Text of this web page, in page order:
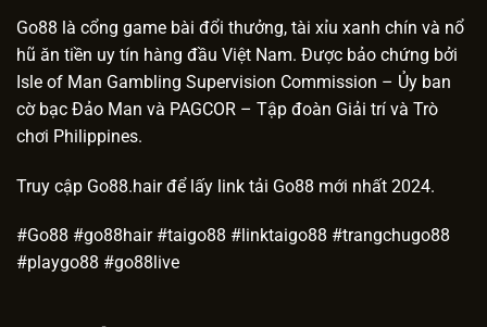
Go88 là cổng game bài đổi thưởng, tài xỉu xanh chín và nổ
hũ ăn tiền uy tín hàng đầu Việt Nam. Được bảo chứng bởi
Isle of Man Gambling Supervision Commission – Ủy ban
cờ bạc Đảo Man và PAGCOR – Tập đoàn Giải trí và Trò
chơi Philippines.
Truy cập Go88.hair để lấy link tải Go88 mới nhất 2024.
#Go88 #go88hair #taigo88 #linktaigo88 #trangchugo88
#playgo88 #go88live